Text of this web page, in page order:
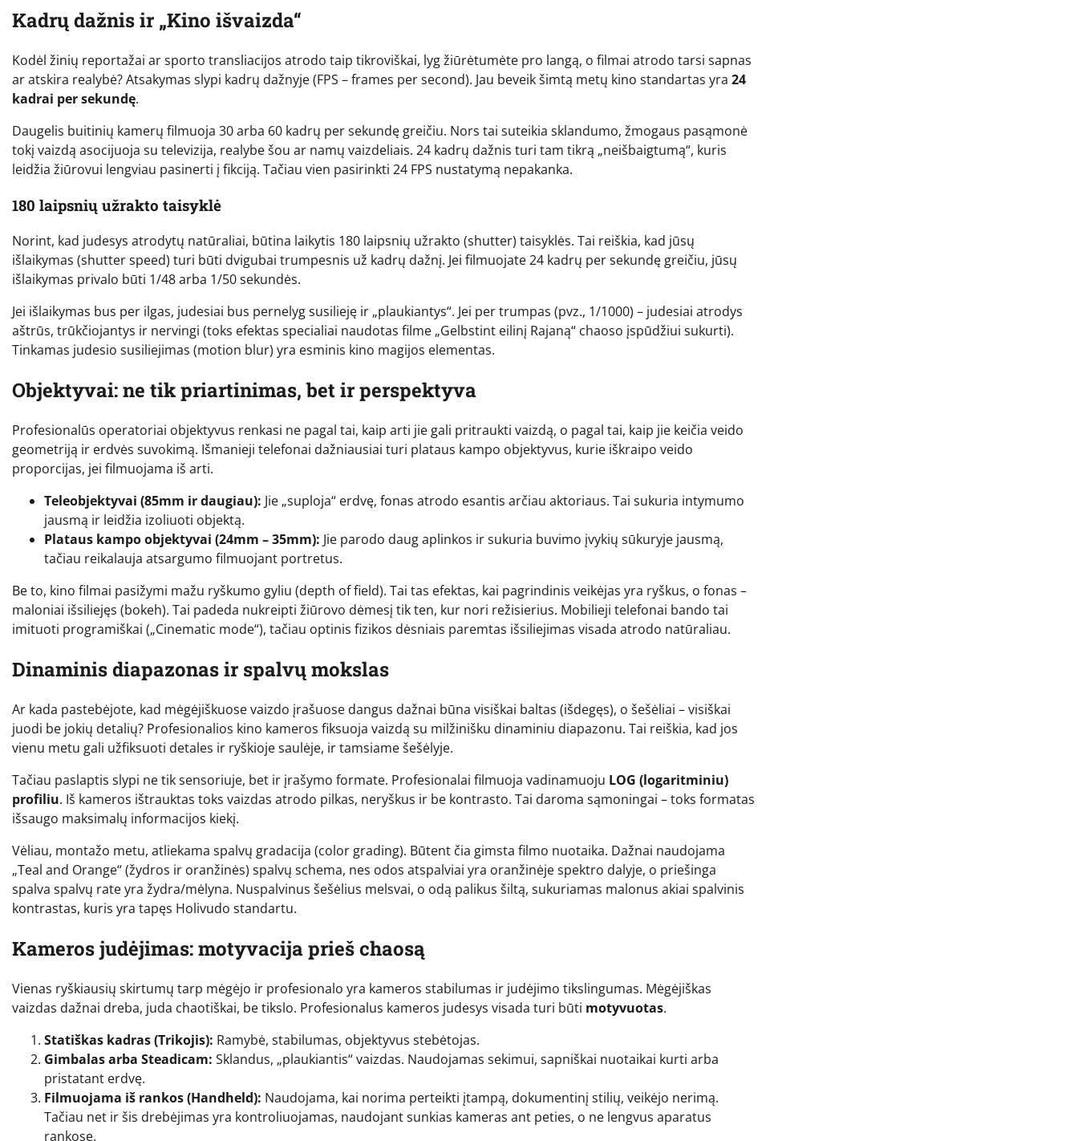
Kadrų dažnis ir „Kino išvaizda“
Kodėl žinių reportažai ar sporto transliacijos atrodo taip tikroviškai, lyg žiūrėtumėte pro langą, o filmai atrodo tarsi sapnas
ar atskira realybė? Atsakymas slypi kadrų dažnyje (FPS – frames per second). Jau beveik šimtą metų kino standartas yra 24
kadrai per sekundę.
Daugelis buitinių kamerų filmuoja 30 arba 60 kadrų per sekundę greičiu. Nors tai suteikia sklandumo, žmogaus pasąmonė
tokį vaizdą asocijuoja su televizija, realybe šou ar namų vaizdeliais. 24 kadrų dažnis turi tam tikrą „neišbaigtumą“, kuris
leidžia žiūrovui lengviau pasinerti į fikciją. Tačiau vien pasirinkti 24 FPS nustatymą nepakanka.
180 laipsnių užrakto taisyklė
Norint, kad judesys atrodytų natūraliai, būtina laikytis 180 laipsnių užrakto (shutter) taisyklės. Tai reiškia, kad jūsų
išlaikymas (shutter speed) turi būti dvigubai trumpesnis už kadrų dažnį. Jei filmuojate 24 kadrų per sekundę greičiu, jūsų
išlaikymas privalo būti 1/48 arba 1/50 sekundės.
Jei išlaikymas bus per ilgas, judesiai bus pernelyg susilieję ir „plaukiantys“. Jei per trumpas (pvz., 1/1000) – judesiai atrodys
aštrūs, trūkčiojantys ir nervingi (toks efektas specialiai naudotas filme „Gelbstint eilinį Rajaną“ chaoso įspūdžiui sukurti).
Tinkamas judesio susiliejimas (motion blur) yra esminis kino magijos elementas.
Objektyvai: ne tik priartinimas, bet ir perspektyva
Profesionalūs operatoriai objektyvus renkasi ne pagal tai, kaip arti jie gali pritraukti vaizdą, o pagal tai, kaip jie keičia veido
geometriją ir erdvės suvokimą. Išmanieji telefonai dažniausiai turi plataus kampo objektyvus, kurie iškraipo veido
proporcijas, jei filmuojama iš arti.
Teleobjektyvai (85mm ir daugiau): Jie „suploja“ erdvę, fonas atrodo esantis arčiau aktoriaus. Tai sukuria intymumo
jausmą ir leidžia izoliuoti objektą.
Plataus kampo objektyvai (24mm – 35mm): Jie parodo daug aplinkos ir sukuria buvimo įvykių sūkuryje jausmą,
tačiau reikalauja atsargumo filmuojant portretus.
Be to, kino filmai pasižymi mažu ryškumo gyliu (depth of field). Tai tas efektas, kai pagrindinis veikėjas yra ryškus, o fonas –
maloniai išsiliejęs (bokeh). Tai padeda nukreipti žiūrovo dėmesį tik ten, kur nori režisierius. Mobilieji telefonai bando tai
imituoti programiškai („Cinematic mode“), tačiau optinis fizikos dėsniais paremtas išsiliejimas visada atrodo natūraliau.
Dinaminis diapazonas ir spalvų mokslas
Ar kada pastebėjote, kad mėgėjiškuose vaizdo įrašuose dangus dažnai būna visiškai baltas (išdegęs), o šešėliai – visiškai
juodi be jokių detalių? Profesionalios kino kameros fiksuoja vaizdą su milžinišku dinaminiu diapazonu. Tai reiškia, kad jos
vienu metu gali užfiksuoti detales ir ryškioje saulėje, ir tamsiame šešėlyje.
Tačiau paslaptis slypi ne tik sensoriuje, bet ir įrašymo formate. Profesionalai filmuoja vadinamuoju LOG (logaritminiu)
profiliu. Iš kameros ištrauktas toks vaizdas atrodo pilkas, neryškus ir be kontrasto. Tai daroma sąmoningai – toks formatas
išsaugo maksimalų informacijos kiekį.
Vėliau, montažo metu, atliekama spalvų gradacija (color grading). Būtent čia gimsta filmo nuotaika. Dažnai naudojama
„Teal and Orange“ (žydros ir oranžinės) spalvų schema, nes odos atspalviai yra oranžinėje spektro dalyje, o priešinga
spalva spalvų rate yra žydra/mėlyna. Nuspalvinus šešėlius melsvai, o odą palikus šiltą, sukuriamas malonus akiai spalvinis
kontrastas, kuris yra tapęs Holivudo standartu.
Kameros judėjimas: motyvacija prieš chaosą
Vienas ryškiausių skirtumų tarp mėgėjo ir profesionalo yra kameros stabilumas ir judėjimo tikslingumas. Mėgėjiškas
vaizdas dažnai dreba, juda chaotiškai, be tikslo. Profesionalus kameros judesys visada turi būti motyvuotas.
Statiškas kadras (Trikojis): Ramybė, stabilumas, objektyvus stebėtojas.
Gimbalas arba Steadicam: Sklandus, „plaukiantis“ vaizdas. Naudojamas sekimui, sapniškai nuotaikai kurti arba
pristatant erdvę.
Filmuojama iš rankos (Handheld): Naudojama, kai norima perteikti įtampą, dokumentinį stilių, veikėjo nerimą.
Tačiau net ir šis drebėjimas yra kontroliuojamas, naudojant sunkias kameras ant peties, o ne lengvus aparatus
rankose.